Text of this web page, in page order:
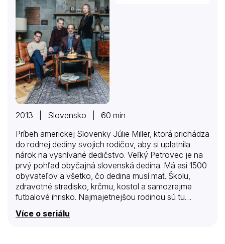
2013 | Slovensko | 60 min
Príbeh americkej Slovenky Júlie Miller, ktorá prichádza
do rodnej dediny svojich rodičov, aby si uplatnila
nárok na vysnívané dedičstvo. Veľký Petrovec je na
prvý pohľad obyčajná slovenská dedina. Má asi 1500
obyvateľov a všetko, čo dedina musí mať. Školu,
zdravotné stredisko, krčmu, kostol a samozrejme
futbalové ihrisko. Najmajetnejšou rodinou sú tu
Petrovičovci. Vyžadujú si isté pravidlá, ktoré všetci
musia rešpektovať. Do Petrovca však zo Chicaga
Více o seriálu